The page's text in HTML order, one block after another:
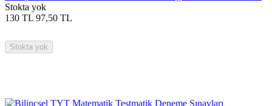
Stokta yok
130 TL 97,50 TL
Stokta yok